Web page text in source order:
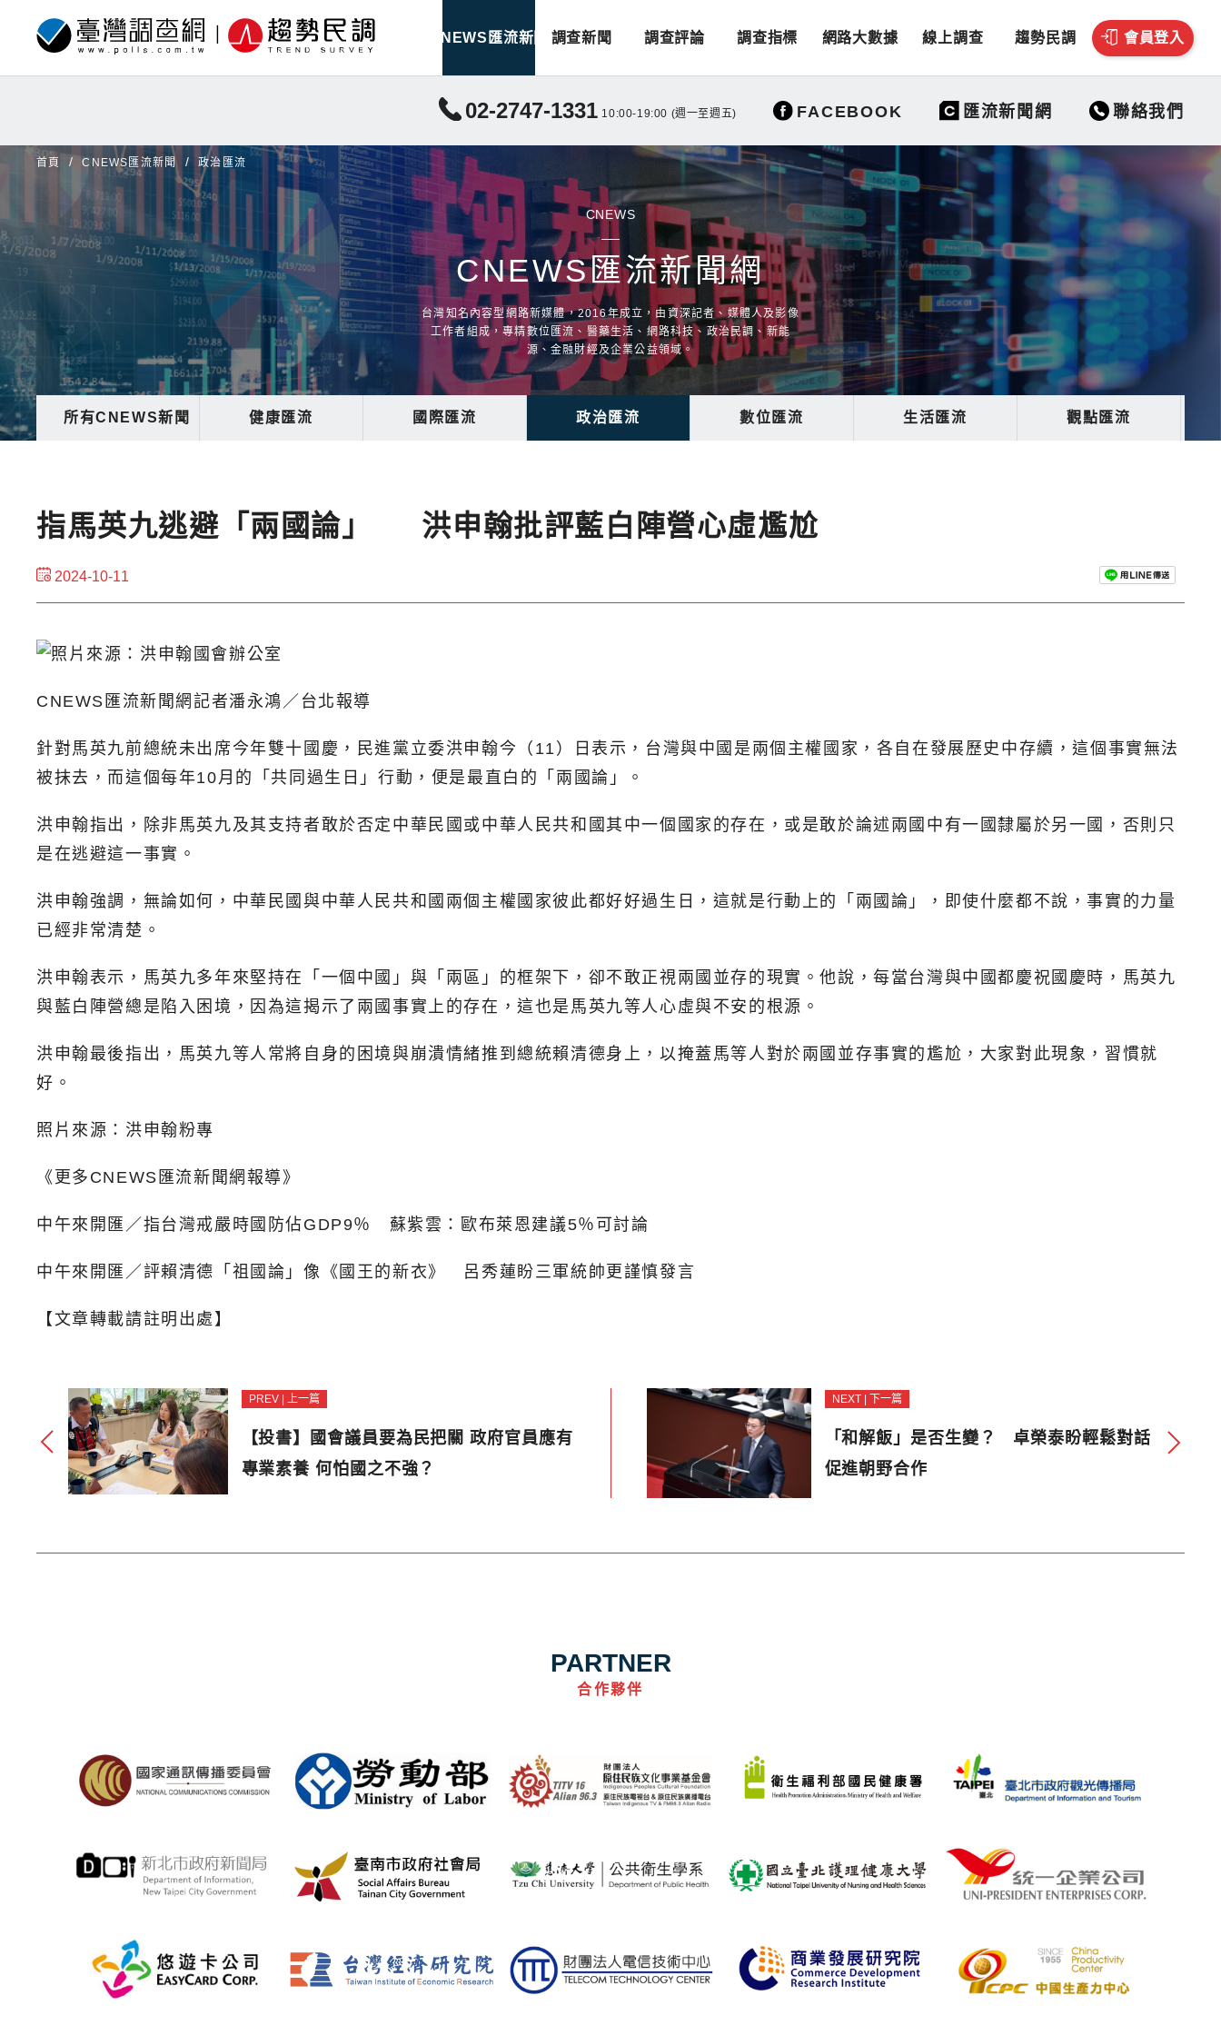
CNEWS匯流新聞 調查新聞 調查評論 調查指標 網路大數據 線上調查 趨勢民調 會員登入
02-2747-1331 10:00-19:00 (週一至週五) FACEBOOK 匯流新聞網 聯絡我們
首頁 CNEWS匯流新聞 政治匯流
CNEWS
CNEWS匯流新聞網
台灣知名內容型網路新媒體，2016年成立，由資深記者、媒體人及影像
工作者組成，專精數位匯流、醫藥生活、網路科技、政治民調、新能
源、金融財經及企業公益領域。
所有CNEWS新聞 健康匯流 國際匯流 政治匯流 數位匯流 生活匯流 觀點匯流
指馬英九逃避「兩國論」 洪申翰批評藍白陣營心虛尷尬
2024-10-11
CNEWS匯流新聞網記者潘永鴻／台北報導
針對馬英九前總統未出席今年雙十國慶，民進黨立委洪申翰今（11）日表示，台灣與中國是兩個主權國家，各自在發展歷史中存續，這個事實無法
被抹去，而這個每年10月的「共同過生日」行動，便是最直白的「兩國論」。
洪申翰指出，除非馬英九及其支持者敢於否定中華民國或中華人民共和國其中一個國家的存在，或是敢於論述兩國中有一國隸屬於另一國，否則只
是在逃避這一事實。
洪申翰強調，無論如何，中華民國與中華人民共和國兩個主權國家彼此都好好過生日，這就是行動上的「兩國論」，即使什麼都不說，事實的力量
已經非常清楚。
洪申翰表示，馬英九多年來堅持在「一個中國」與「兩區」的框架下，卻不敢正視兩國並存的現實。他說，每當台灣與中國都慶祝國慶時，馬英九
與藍白陣營總是陷入困境，因為這揭示了兩國事實上的存在，這也是馬英九等人心虛與不安的根源。
洪申翰最後指出，馬英九等人常將自身的困境與崩潰情緒推到總統賴清德身上，以掩蓋馬等人對於兩國並存事實的尷尬，大家對此現象，習慣就
好。
照片來源：洪申翰粉專
《更多CNEWS匯流新聞網報導》
中午來開匯／指台灣戒嚴時國防佔GDP9％ 蘇紫雲：歐布萊恩建議5％可討論
中午來開匯／評賴清德「祖國論」像《國王的新衣》 呂秀蓮盼三軍統帥更謹慎發言
【文章轉載請註明出處】
PREV | 上一篇
【投書】國會議員要為民把關 政府官員應有
專業素養 何怕國之不強？
NEXT | 下一篇
「和解飯」是否生變？ 卓榮泰盼輕鬆對話
促進朝野合作
PARTNER
合作夥伴